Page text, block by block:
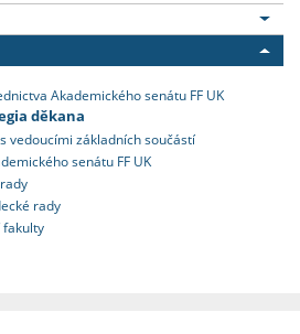
Akademického senátu FF UK
děkana
vedoucími základních součástí
senátu FF UK
rady
fakulty